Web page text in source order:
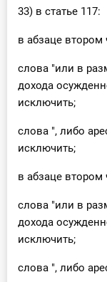
33) в статье 117:
в абзаце втором
слова "или в
дохода
исключить;
слова ", либо
исключить;
в абзаце втором
слова "или в
дохода
исключить;
слова ", либо